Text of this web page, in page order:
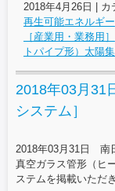
2018年4月26日 カ
再生可能エネルギー
［産業用・業務用］
トパイプ形）太陽
2018年03月31
システム］
2018年03月31日 南
真空ガラス管形（ヒ
ステムを掲載いただ